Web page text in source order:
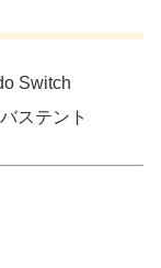
Switch
ステント